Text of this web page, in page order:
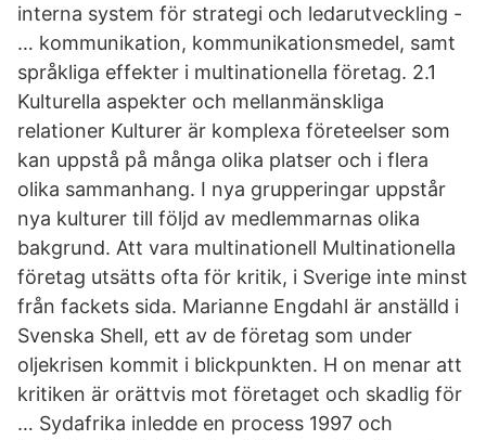
interna system för strategi och ledarutveckling -
… kommunikation, kommunikationsmedel, samt
språkliga effekter i multinationella företag. 2.1
Kulturella aspekter och mellanmänskliga
relationer Kulturer är komplexa företeelser som
kan uppstå på många olika platser och i flera
olika sammanhang. I nya grupperingar uppstår
nya kulturer till följd av medlemmarnas olika
bakgrund. Att vara multinationell Multinationella
företag utsätts ofta för kritik, i Sverige inte minst
från fackets sida. Marianne Engdahl är anställd i
Svenska Shell, ett av de företag som under
oljekrisen kommit i blickpunkten. H on menar att
kritiken är orättvis mot företaget och skadlig för
… Sydafrika inledde en process 1997 och